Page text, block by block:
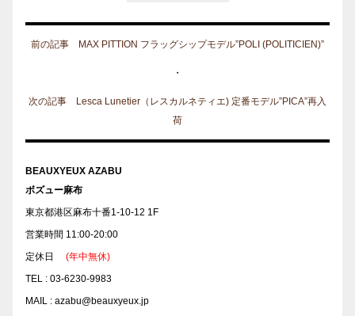
前の記事 MAX PITTION フラッグシップモデル”POLI (POLITICIEN)”
・
次の記事 Lesca Lunetier（レスカルネティエ) 定番モデル”PICA”再入
荷
BEAUXYEUX AZABU
ボズュー麻布
東京都港区麻布十番1-10-12 1F
営業時間 11:00-20:00
定休日
(年中無休)
TEL : 03-6230-9983
MAIL : azabu@beauxyeux.jp